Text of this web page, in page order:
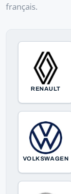
français.
RENAULT
VOLKSWAGEN